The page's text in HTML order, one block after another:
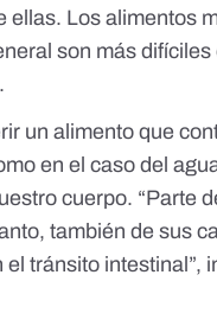
ellas. Los alimentos
son más difíciles
un alimento que
en el caso del
cuerpo. “Parte
también de sus
tránsito intestinal”,